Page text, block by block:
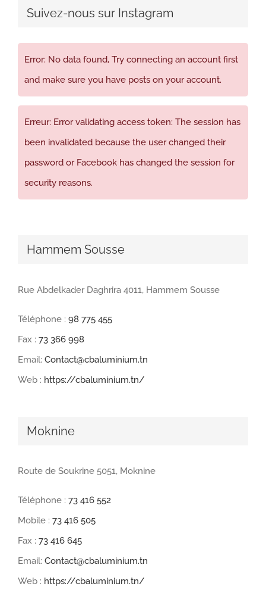
Suivez-nous sur Instagram
Error: No data found, Try connecting an account first
and make sure you have posts on your account.
Erreur: Error validating access token: The session has
been invalidated because the user changed their
password or Facebook has changed the session for
security reasons.
Hammem Sousse
Rue Abdelkader Daghrira 4011, Hammem Sousse
Téléphone : 98 775 455
Fax : 73 366 998
Email: Contact@cbaluminium.tn
Web : https://cbaluminium.tn/
Moknine
Route de Soukrine 5051, Moknine
Téléphone : 73 416 552
Mobile : 73 416 505
Fax : 73 416 645
Email: Contact@cbaluminium.tn
Web : https://cbaluminium.tn/